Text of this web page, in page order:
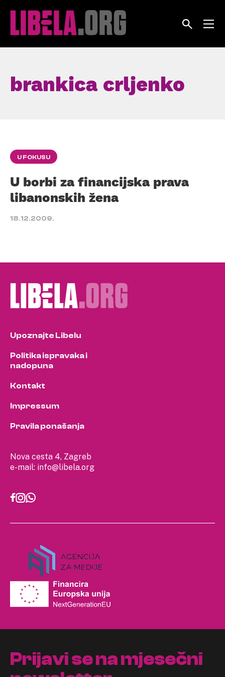
brankica crljenko
U FOKUSU
U borbi za financijska prava
libanonskih žena
18.12.2009.
Nova cesta 4, Zagreb
e-mail: info@libela.org
Upoznajte Libelu
Politika ispravaka i
nadopuna
Kontakt
Impressum
Pravila ponašanja
Prijavi se na mjesečni